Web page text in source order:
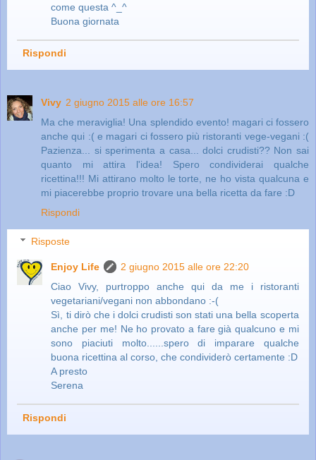
come questa ^_^
Buona giornata
Rispondi
Vivy 2 giugno 2015 alle ore 16:57
Ma che meraviglia! Una splendido evento! magari ci fossero
anche qui :( e magari ci fossero più ristoranti vege-vegani :(
Pazienza... si sperimenta a casa... dolci crudisti?? Non sai
quanto mi attira l'idea! Spero condividerai qualche
ricettina!!! Mi attirano molto le torte, ne ho vista qualcuna e
mi piacerebbe proprio trovare una bella ricetta da fare :D
Rispondi
Risposte
Enjoy Life
2 giugno 2015 alle ore 22:20
Ciao Vivy, purtroppo anche qui da me i ristoranti
vegetariani/vegani non abbondano :-(
Sì, ti dirò che i dolci crudisti son stati una bella scoperta
anche per me! Ne ho provato a fare già qualcuno e mi
sono piaciuti molto......spero di imparare qualche
buona ricettina al corso, che condividerò certamente :D
A presto
Serena
Rispondi